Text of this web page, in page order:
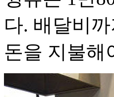
다. 배달비
돈을 지불해